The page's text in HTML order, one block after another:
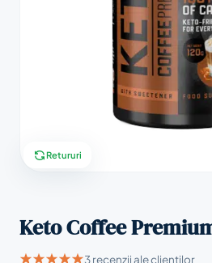
Retururi
Keto Coffee
3 recenzii ale clienților